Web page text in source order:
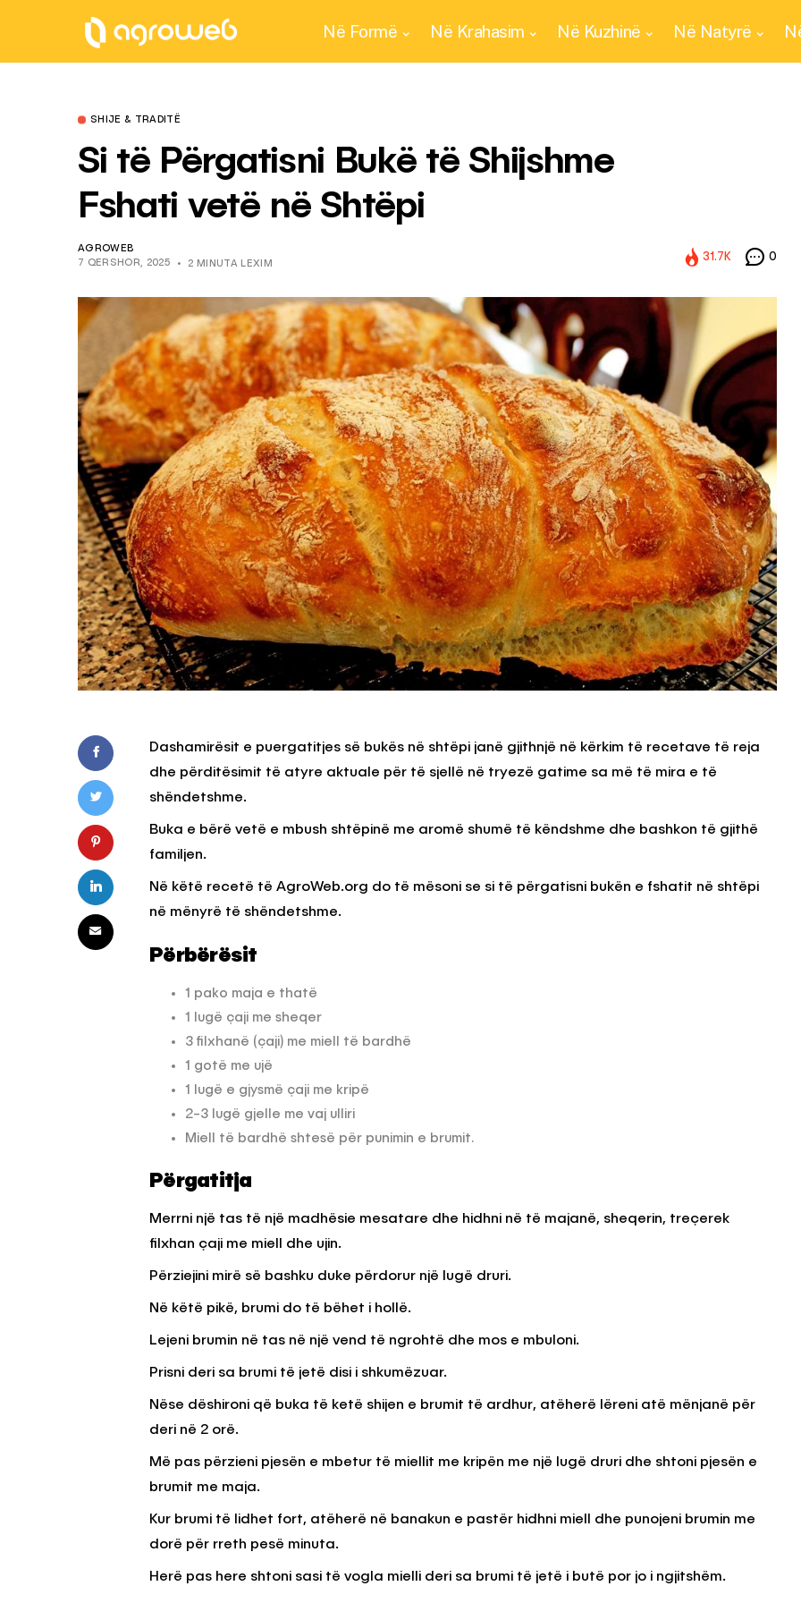
Në Formë Në Krahasim Në Kuzhinë Në Natyrë
SHIJE & TRADITË
Si të Përgatisni Bukë të Shijshme
Fshati vetë në Shtëpi
AGROWEB
7 QERSHOR, 2025
2 MINUTA LEXIM
31.7K 0
Dashamirësit e puergatitjes së bukës në shtëpi janë gjithnjë në kërkim të recetave të reja
dhe përditësimit të atyre aktuale për të sjellë në tryezë gatime sa më të mira e të
shëndetshme.
Buka e bërë vetë e mbush shtëpinë me aromë shumë të këndshme dhe bashkon të gjithë
familjen.
Në këtë recetë të AgroWeb.org do të mësoni se si të përgatisni bukën e fshatit në shtëpi
në mënyrë të shëndetshme.
Përbërësit
1 pako maja e thatë
1 lugë çaji me sheqer
3 filxhanë (çaji) me miell të bardhë
1 gotë me ujë
1 lugë e gjysmë çaji me kripë
2-3 lugë gjelle me vaj ulliri
Miell të bardhë shtesë për punimin e brumit.
Përgatitja
Merrni një tas të një madhësie mesatare dhe hidhni në të majanë, sheqerin, treçerek
filxhan çaji me miell dhe ujin.
Përziejini mirë së bashku duke përdorur një lugë druri.
Në këtë pikë, brumi do të bëhet i hollë.
Lejeni brumin në tas në një vend të ngrohtë dhe mos e mbuloni.
Prisni deri sa brumi të jetë disi i shkumëzuar.
Nëse dëshironi që buka të ketë shijen e brumit të ardhur, atëherë lëreni atë mënjanë për
deri në 2 orë.
Më pas përzieni pjesën e mbetur të miellit me kripën me një lugë druri dhe shtoni pjesën e
brumit me maja.
Kur brumi të lidhet fort, atëherë në banakun e pastër hidhni miell dhe punojeni brumin me
dorë për rreth pesë minuta.
Herë pas here shtoni sasi të vogla mielli deri sa brumi të jetë i butë por jo i ngjitshëm.
Duhet të Përdorni
e Aluminit për Ruajtjen
Rreziqet dhe Problemet që
Vijnë Nga Akulloret e
Si të Kujdeseni për Freskinë e